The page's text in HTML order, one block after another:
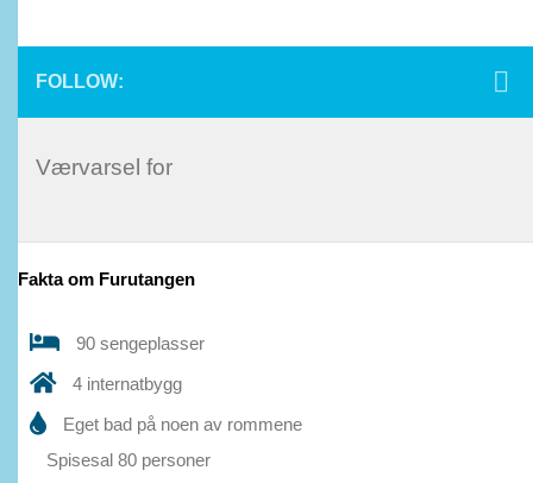
FOLLOW:
Værvarsel for
Fakta om Furutangen
90 sengeplasser
4 internatbygg
Eget bad på noen av rommene
Spisesal 80 personer